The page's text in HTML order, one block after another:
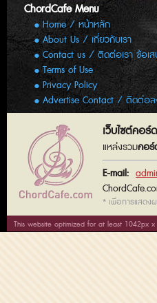
ChordCafe Menu
Home / หน้าหลัก
About Us / เกี่ยวกับเรา
Contact us / ติดต่อเรา ข้อเ
Terms of Use
Privacy Policy
Advertise Contact / ติดต่อ
เว็บไซต์คอร์
แหล่งรวมคอร์
E-mail:
* เพื่อการแสดง
This website optimized for at least 1042px